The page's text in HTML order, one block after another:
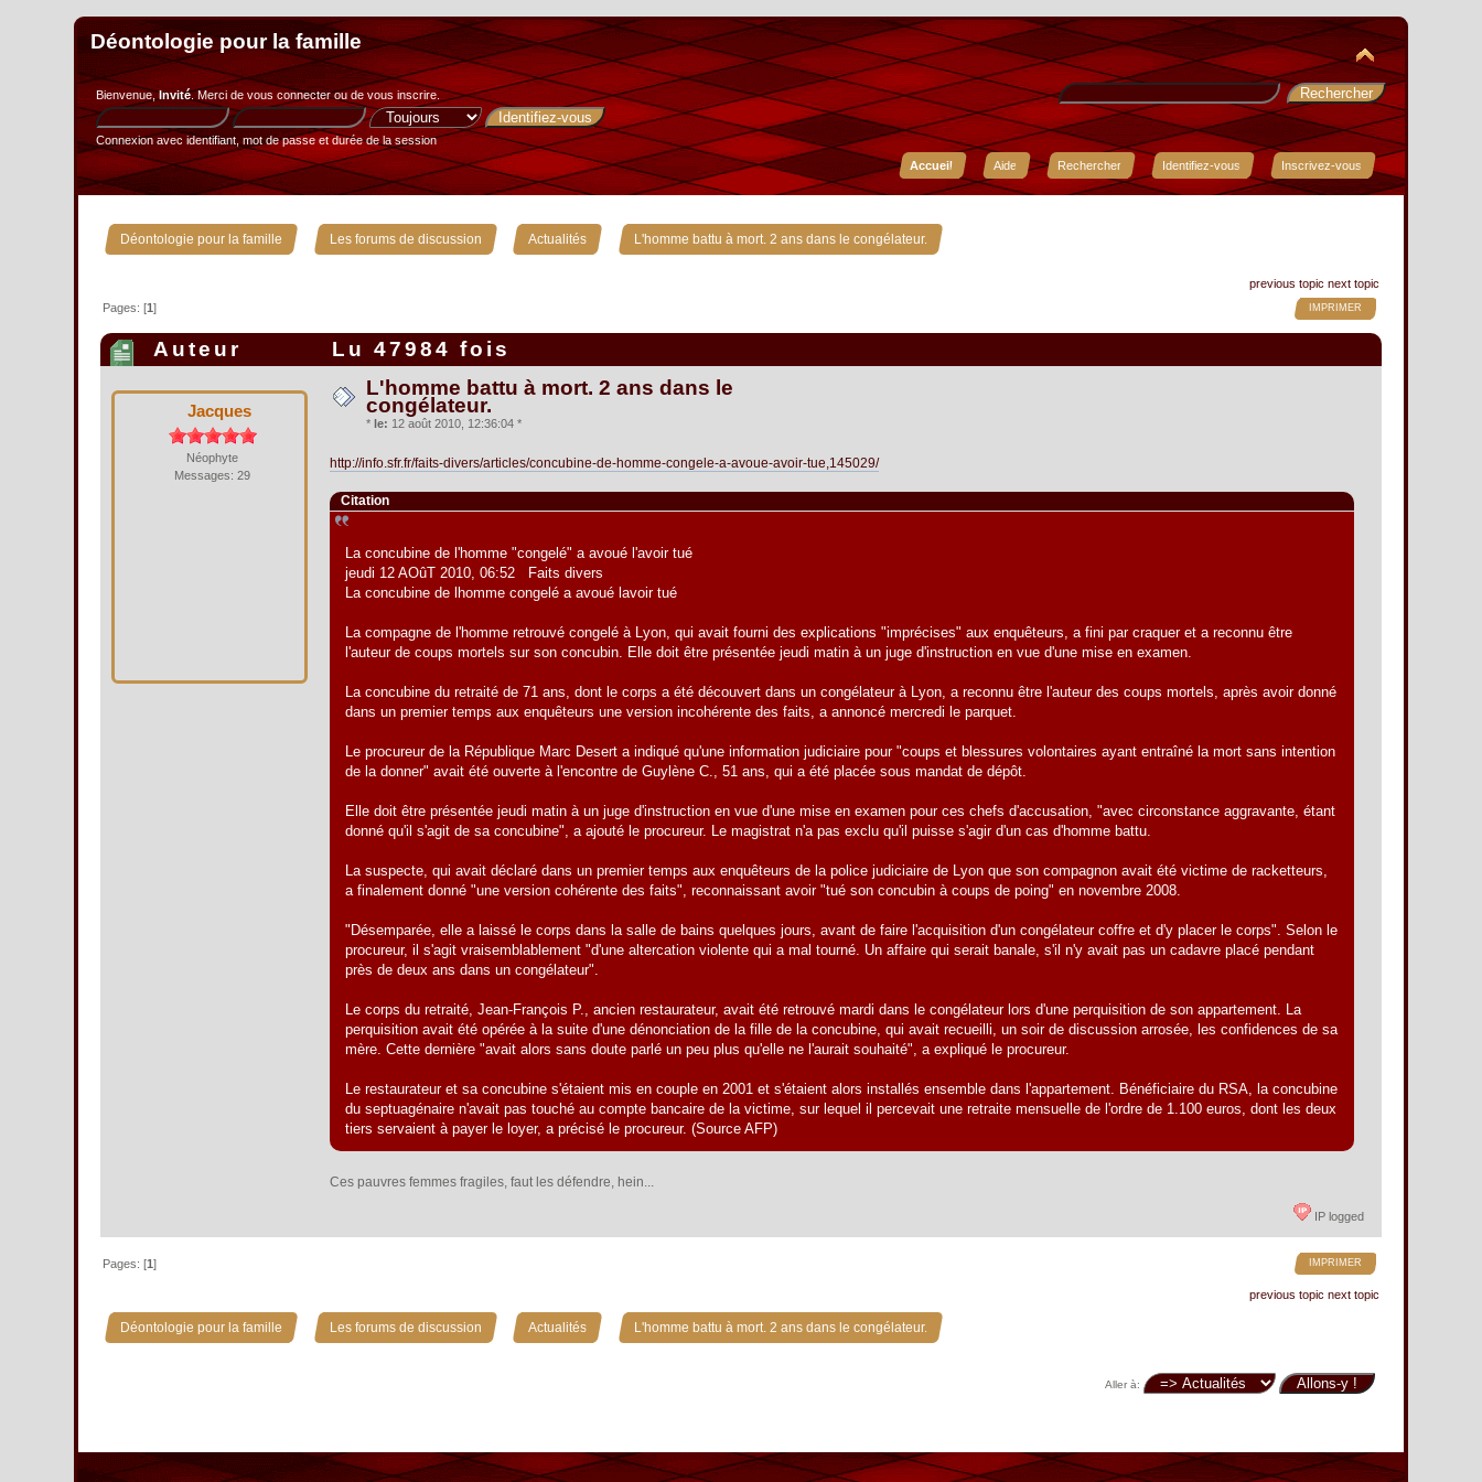
Déontologie pour la famille
Bienvenue,Invité. Merci devous connecterou devous inscrire.
Connexion avec identifiant, mot de passe et durée de la session
Accueil
Aide Rechercher Identifiez-vous Inscrivez-vous
Déontologie pour la famille » Les forums de discussion » Actualités » L'homme battu à mort. 2 ans dans le congélateur.
previous topic next topic
IMPRIMER
Pages: [1]
Auteur Lu 47984 fois
Jacques
Néophyte
Messages: 29
L'homme battu à mort. 2 ans dans le
congélateur.
* le: 12 août 2010, 12:36:04 *
http://info.sfr.fr/faits-divers/articles/concubine-de-homme-congele-a-avoue-avoir-tue,145029/
Citation
La concubine de l'homme "congelé" a avoué l'avoir tué
jeudi 12 AOûT 2010, 06:52 Faits divers
La concubine de lhomme congelé a avoué lavoir tué
La compagne de l'homme retrouvé congelé à Lyon, qui avait fourni des explications "imprécises" aux enquêteurs, a fini par craquer et a reconnu être
l'auteur de coups mortels sur son concubin. Elle doit être présentée jeudi matin à un juge d'instruction en vue d'une mise en examen.
La concubine du retraité de 71 ans, dont le corps a été découvert dans un congélateur à Lyon, a reconnu être l'auteur des coups mortels, après avoir donné
dans un premier temps aux enquêteurs une version incohérente des faits, a annoncé mercredi le parquet.
Le procureur de la République Marc Desert a indiqué qu'une information judiciaire pour "coups et blessures volontaires ayant entraîné la mort sans intention
de la donner" avait été ouverte à l'encontre de Guylène C., 51 ans, qui a été placée sous mandat de dépôt.
Elle doit être présentée jeudi matin à un juge d'instruction en vue d'une mise en examen pour ces chefs d'accusation, "avec circonstance aggravante, étant
donné qu'il s'agit de sa concubine", a ajouté le procureur. Le magistrat n'a pas exclu qu'il puisse s'agir d'un cas d'homme battu.
La suspecte, qui avait déclaré dans un premier temps aux enquêteurs de la police judiciaire de Lyon que son compagnon avait été victime de racketteurs,
a finalement donné "une version cohérente des faits", reconnaissant avoir "tué son concubin à coups de poing" en novembre 2008.
"Désemparée, elle a laissé le corps dans la salle de bains quelques jours, avant de faire l'acquisition d'un congélateur coffre et d'y placer le corps". Selon le
procureur, il s'agit vraisemblablement "d'une altercation violente qui a mal tourné. Un affaire qui serait banale, s'il n'y avait pas un cadavre placé pendant
près de deux ans dans un congélateur".
Le corps du retraité, Jean-François P., ancien restaurateur, avait été retrouvé mardi dans le congélateur lors d'une perquisition de son appartement. La
perquisition avait été opérée à la suite d'une dénonciation de la fille de la concubine, qui avait recueilli, un soir de discussion arrosée, les confidences de sa
mère. Cette dernière "avait alors sans doute parlé un peu plus qu'elle ne l'aurait souhaité", a expliqué le procureur.
Le restaurateur et sa concubine s'étaient mis en couple en 2001 et s'étaient alors installés ensemble dans l'appartement. Bénéficiaire du RSA, la concubine
du septuagénaire n'avait pas touché au compte bancaire de la victime, sur lequel il percevait une retraite mensuelle de l'ordre de 1.100 euros, dont les deux
tiers servaient à payer le loyer, a précisé le procureur. (Source AFP)
Ces pauvres femmes fragiles, faut les défendre, hein...
IP logged
IMPRIMER
Pages: [1]
previous topic next topic
Déontologie pour la famille » Les forums de discussion » Actualités » L'homme battu à mort. 2 ans dans le congélateur.
Aller à: